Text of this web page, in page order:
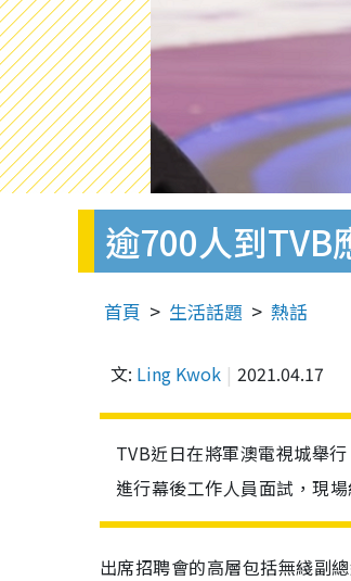
逾700人到TVB
首頁 生活話題 熱話
文: Ling Kwok 2021.04.17
TVB近日在將軍澳電視城舉
進行幕後工作人員面試，現
出席招聘會的高層包括無綫副